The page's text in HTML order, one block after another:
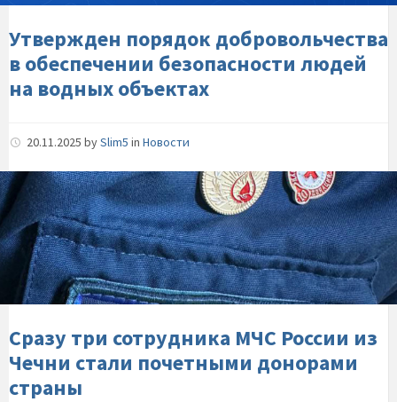
людей-
на-
водных-
объектах
Утвержден порядок добровольчества
в обеспечении безопасности людей
на водных объектах
20.11.2025 bySlim5 in Новости
Сразу-
три-
сотрудника-
МЧС-
России-
из-
Чечни-
стали-
донорами-
Сразу три сотрудника МЧС России из
Чечни стали почетными донорами
страны